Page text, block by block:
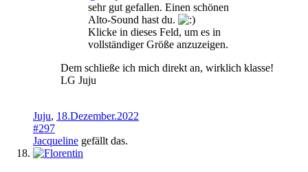
sehr gut gefallen. Einen schönen
Alto-Sound hast du.
Klicke in dieses Feld, um es in
vollständiger Größe anzuzeigen.
Dem schließe ich mich direkt an, wirklich klasse!
LG Juju
Juju, 18.Dezember.2022
#297
Jacqueline gefällt das.